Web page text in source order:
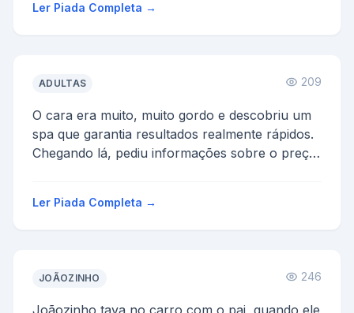
...
Ler Piada Completa →
ADULTAS 209
O cara era muito, muito gordo e descobriu um
spa que garantia resultados realmente rápidos.
Chegando lá, pediu informações sobre o preço:
Ler Piada Completa →
JOÃOZINHO 246
Joãozinho tava no carro com o pai, quando ele